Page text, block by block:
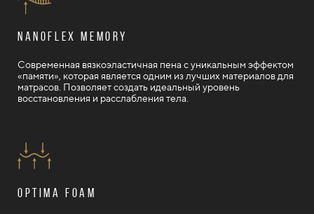
Nanoflex memory
Современная вязкоэластичная пена с уникальным эффектом
«памяти», которая является одним из лучших материалов для
матрасов. Позволяет создать идеальный уровень
восстановления и расслабления тела.
Optima foam